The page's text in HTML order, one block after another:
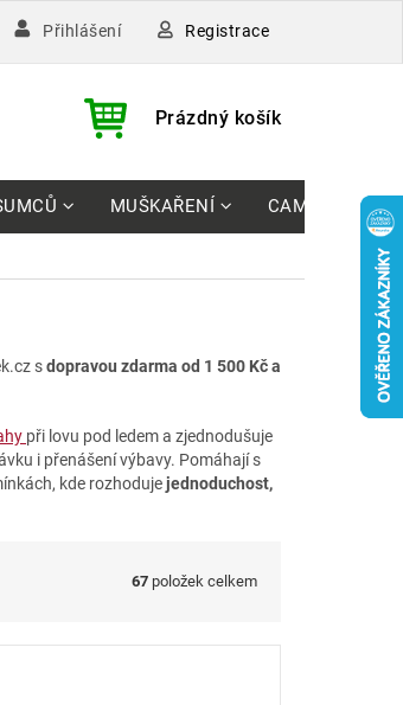
Přihlášení Registrace
NÁKUPNÍ
Prázdný košík
MUŠKAŘENÍ CAMPING
sdopravou zdarma od 1 500 Kč a
při lovu pod ledem a zjednodušuje
i přenášení výbavy. Pomáhají s
kde rozhodujejednoduchost,
67 položek celkem